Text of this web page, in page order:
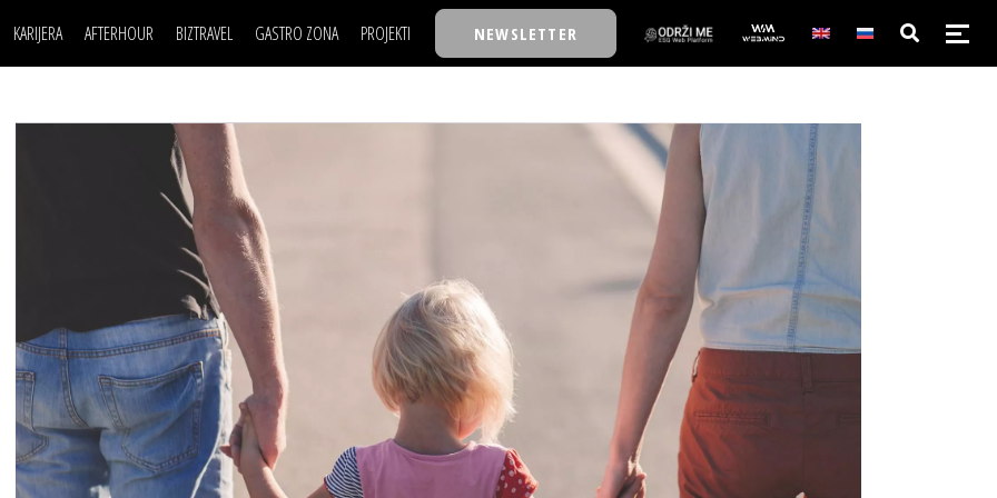
KARIJERA AFTERHOUR
AUTO SVET
WELLBEING
BIZTRAVEL GASTRO ZONA PROJEKTI
BIZKOLEGIJUM
BMW BIZNIS LIGA
BIZLIFE WEEK
IZJAVA GODINE
NEWSLETTER
POSAO
MOJ UGAO
FILM I SCENA
AUTO SVET
WELLBEING
NAJKOLEGA
30 ISPOD 30
BMW BIZNIS LIGA
BIZLIFE WEEK
IZJAVA GODINE